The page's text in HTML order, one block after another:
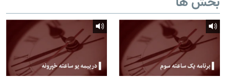
همۀ سایت‌های رادیو آزادی/ رادیو اروپای آزاد